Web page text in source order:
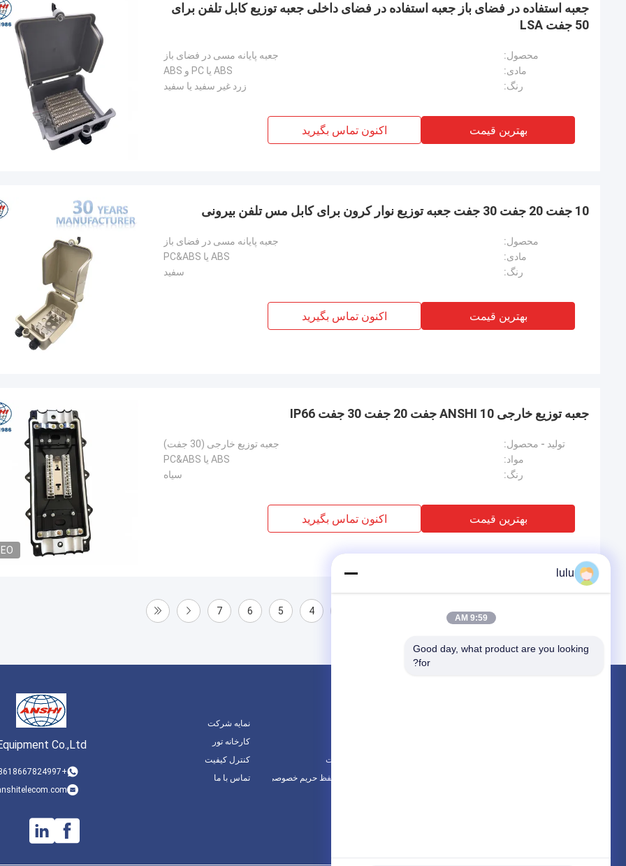
جعبه استفاده در فضای باز جعبه استفاده در فضای داخلی جعبه توزیع کابل تلفن برای
50 جفت LSA
محصول:
جعبه پایانه مسی در فضای باز
مادی:
ABS یا PC و ABS
رنگ:
زرد غیر سفید یا سفید
بهترین قیمت اکنون تماس بگیرید
10 جفت 20 جفت 30 جفت جعبه توزیع نوار کرون برای کابل مس تلفن بیرونی
محصول:
جعبه پایانه مسی در فضای باز
مادی:
ABS یا PC&ABS
رنگ:
سفید
بهترین قیمت اکنون تماس بگیرید
جعبه توزیع خارجی ANSHI 10 جفت 20 جفت 30 جفت IP66
تولید - محصول:
جعبه توزیع خارجی (30 جفت)
مواد:
ABS یا PC&ABS
رنگ:
سیاه
بهترین قیمت اکنون تماس بگیرید
4
5
6
7
Co.,Ltd
+8618667824997
نمایه شرکت
کارخانه تور
کنترل کیفیت
تماس با ما
نقشه سایت
سیاست حفظ حریم خصوصی
lulu
9:59 AM
Good day, what product are you looking
for?